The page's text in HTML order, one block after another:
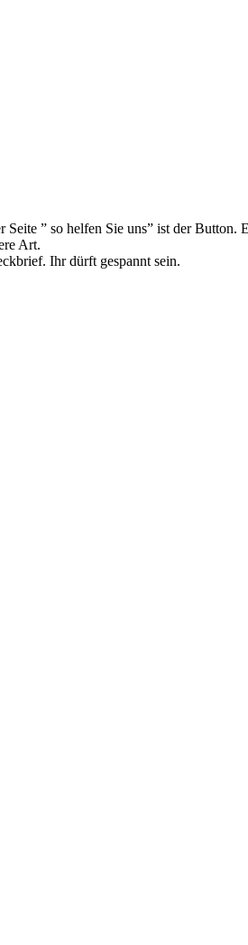
” so helfen Sie uns” ist der
Art.
Ihr dürft gespannt sein.